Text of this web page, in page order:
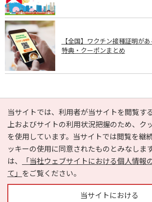
【全国】ワクチン接種証明が
特典・クーポンまとめ
PAGE TOP
当サイトでは、利用者が当サイトを閲覧す
上およびサイトの利用状況把握のため、ク
を使用しています。当サイトでは閲覧を継
ッキーの使用に同意されたものとみなしま
は、
「当社ウェブサイトにおける個人情報
て」 をご覧ください。
当サイトにおける
e-NAVITA（イーナビタ）とは？ お気に入り
利用規約
個人情報の取り扱いについて
サイトマップ
広告掲載に関するお問